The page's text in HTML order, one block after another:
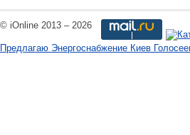
© iOnline 2013 – 2026
Предлагаю Энергоснабжение Киев